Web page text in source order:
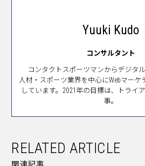
Yuuki Kudo
コンサルタント
コンタクトスポーツマンからデジタ
人材・スポーツ業界を中心にWebマーケ
しています。2021年の目標は、トライ
事。
RELATED ARTICLE